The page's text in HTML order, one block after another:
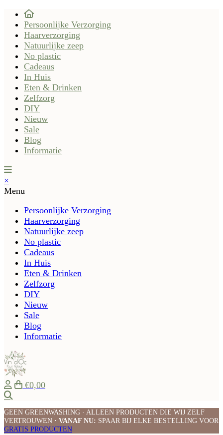
Persoonlijke Verzorging
Haarverzorging
Natuurlijke zeep
No plastic
Cadeaus
In Huis
Eten & Drinken
Zelfzorg
DIY
Nieuw
Sale
Blog
Informatie
×
Menu
Persoonlijke Verzorging
Haarverzorging
Natuurlijke zeep
No plastic
Cadeaus
In Huis
Eten & Drinken
Zelfzorg
DIY
Nieuw
Sale
Blog
Informatie
€0,00
GEEN GREENWASHING · ALLEEN PRODUCTEN DIE WIJ ZELF
VERTROUWEN · VANAF NU: SPAAR BIJ ELKE BESTELLING VOOR
GRATIS PRODUCTEN